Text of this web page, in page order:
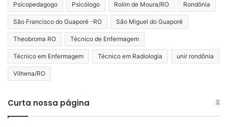
Psicopedagogo Psicólogo Rolim de Moura/RO Rondônia
São Francisco do Guaporé -RO São Miguel do Guaporé
Theobroma RO Técnico de Enfermagem
Técnico em Enfermagem Técnico em Radiologia unir rondônia
Vilhena/RO
Curta nossa página